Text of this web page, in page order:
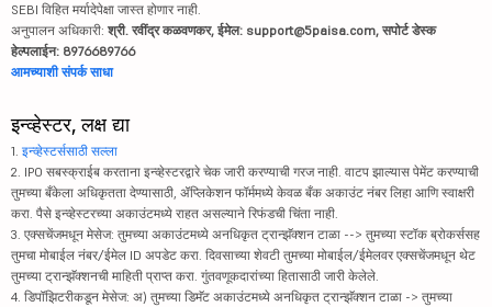
SEBI विहित मर्यादेपेक्षा जास्त होणार नाही.
अनुपालन अधिकारी: श्री. रवींद्र कळवणकर, ईमेल: support@5paisa.com, सपोर्ट डेस्क
हेल्पलाईन: 8976689766
आमच्याशी संपर्क साधा
इन्व्हेस्टर, लक्ष द्या
1. इन्व्हेस्टर्ससाठी सल्ला
2. IPO सबस्क्राईब करताना इन्व्हेस्टरद्वारे चेक जारी करण्याची गरज नाही. वाटप झाल्यास पेमेंट करण्याची
तुमच्या बँकेला अधिकृतता देण्यासाठी, ॲप्लिकेशन फॉर्ममध्ये केवळ बँक अकाउंट नंबर लिहा आणि स्वाक्षरी
करा. पैसे इन्व्हेस्टरच्या अकाउंटमध्ये राहत असल्याने रिफंडची चिंता नाही.
3. एक्सचेंजमधून मेसेज: तुमच्या अकाउंटमध्ये अनधिकृत ट्रान्झॅक्शन टाळा --> तुमच्या स्टॉक ब्रोकर्ससह
तुमचा मोबाईल नंबर/ईमेल ID अपडेट करा. दिवसाच्या शेवटी तुमच्या मोबाईल/ईमेलवर एक्सचेंजमधून थेट
तुमच्या ट्रान्झॅक्शनची माहिती प्राप्त करा. गुंतवणूकदारांच्या हितासाठी जारी केलेले.
4. डिपॉझिटरीकडून मेसेज: अ) तुमच्या डिमॅट अकाउंटमध्ये अनधिकृत ट्रान्झॅक्शन टाळा -> तुमच्या